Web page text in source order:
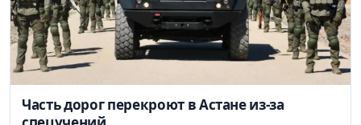
Часть дорог перекроют в Астане из-за